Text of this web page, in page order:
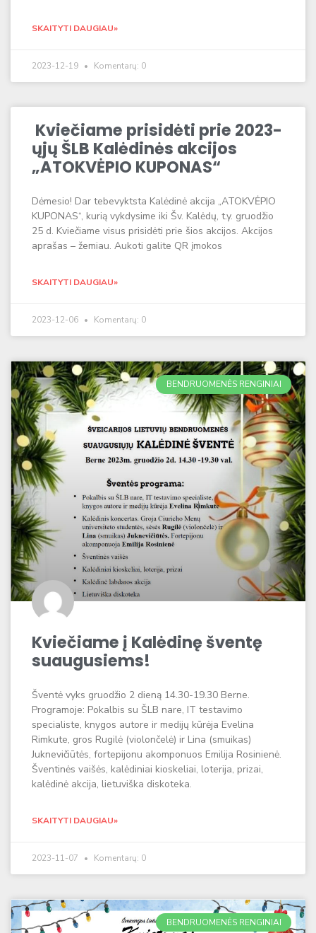
SKAITYTI DAUGIAU»
2023-12-19 Komentarų: 0
Kviečiame prisidėti prie 2023-
ųjų ŠLB Kalėdinės akcijos
„ATOKVĖPIO KUPONAS“
Dėmesio! Dar tebevyktsta Kalėdinė akcija „ATOKVĖPIO
KUPONAS“, kurią vykdysime iki Šv. Kalėdų, t.y. gruodžio
25 d. Kviečiame visus prisidėti prie šios akcijos. Akcijos
aprašas – žemiau. Aukoti galite QR įmokos
SKAITYTI DAUGIAU»
2023-12-06 Komentarų: 0
BENDRUOMENĖS RENGINIAI
Kviečiame į Kalėdinę šventę
suaugusiems!
Šventė vyks gruodžio 2 dieną 14.30-19.30 Berne.
Programoje: Pokalbis su ŠLB nare, IT testavimo
specialiste, knygos autore ir medijų kūrėja Evelina
Rimkute, gros Rugilė (violončelė) ir Lina (smuikas)
Juknevičiūtės, fortepijonu akomponuos Emilija Rosinienė.
Šventinės vaišės, kalėdiniai kioskeliai, loterija, prizai,
kalėdinė akcija, lietuviška diskoteka.
SKAITYTI DAUGIAU»
2023-11-07 Komentarų: 0
BENDRUOMENĖS RENGINIAI